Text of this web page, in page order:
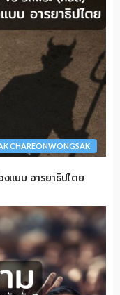
CHAREONWONGSAK
แบบ อารยาธิปไตย